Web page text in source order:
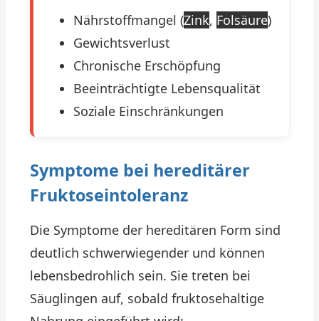
Nährstoffmangel (Zink, Folsäure)
Gewichtsverlust
Chronische Erschöpfung
Beeinträchtigte Lebensqualität
Soziale Einschränkungen
Symptome bei hereditärer
Fruktoseintoleranz
Die Symptome der hereditären Form sind
deutlich schwerwiegender und können
lebensbedrohlich sein. Sie treten bei
Säuglingen auf, sobald fruktosehaltige